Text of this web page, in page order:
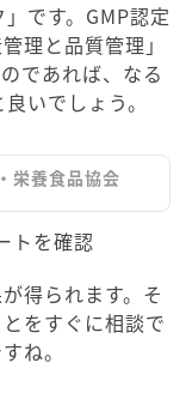
です。GMP認定
理と品質管理」
であれば、なる
いでしょう。
栄養食品協会
トを確認
得られます。そ
をすぐに相談で
ね。